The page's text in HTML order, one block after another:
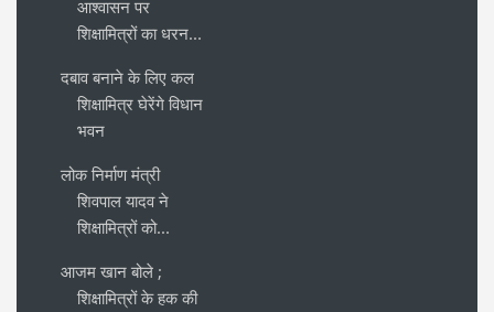
आश्वासन पर
शिक्षामित्रों का धरन...
दबाव बनाने के लिए कल
शिक्षामित्र घेरेंगे विधान
भवन
लोक निर्माण मंत्री
शिवपाल यादव ने
शिक्षामित्रों को...
आजम खान बोले ;
शिक्षामित्रों के हक की